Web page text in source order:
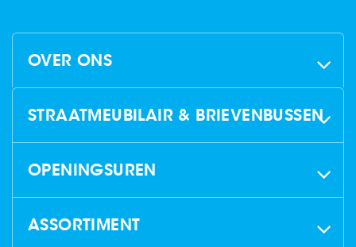
OVER ONS
STRAATMEUBILAIR & BRIEVENBUSSEN
OPENINGSUREN
ASSORTIMENT